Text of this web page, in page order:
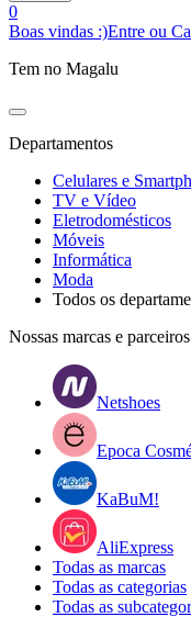
0
Boas vindas :)Entre ou
Tem no Magalu
Departamentos
Celulares e
TV e Vídeo
Eletrodomésticos
Móveis
Informática
Moda
Todos os
Nossas marcas e parceiros
Netshoes
Epoca
KaBuM!
AliExpress
Todas as marcas
Todas as categorias
Todas as